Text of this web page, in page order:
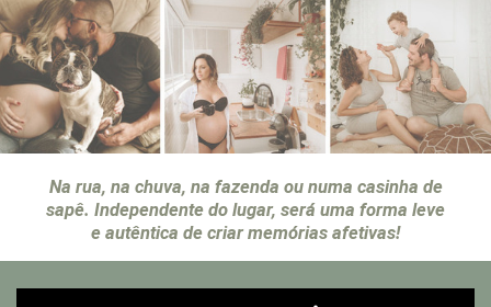
Na rua, na chuva, na fazenda ou numa casinha de
sapê. Independente do lugar, será uma forma leve
e autêntica de criarmemórias afetivas!